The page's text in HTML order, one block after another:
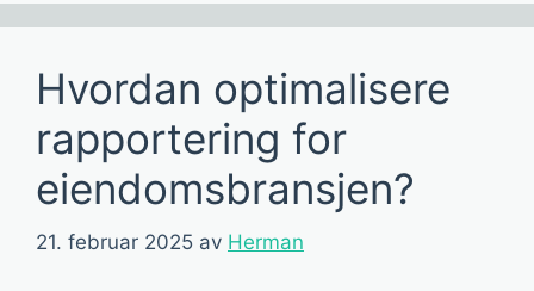
Hvordan optimalisere
rapportering for
eiendomsbransjen?
21. februar 2025 av Herman